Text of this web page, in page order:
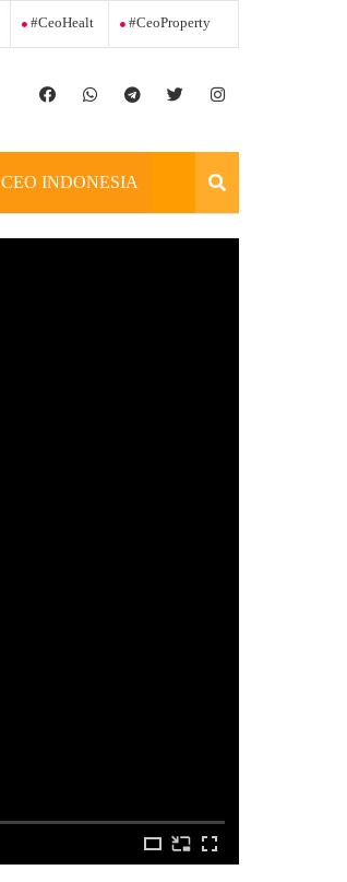
#ceoHealt #ceoProperty
CEO INDONESIA
OFFICIAL